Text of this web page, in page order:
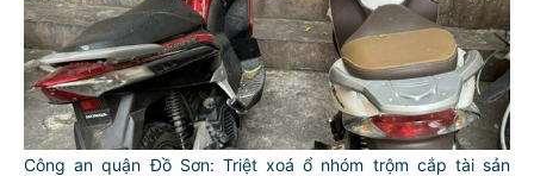
Công an quận Đồ Sơn: Triệt xoá ổ nhóm trộm cắp tài sản